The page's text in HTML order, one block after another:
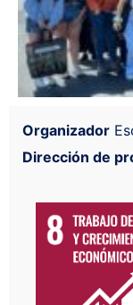
Organizador
Dirección de